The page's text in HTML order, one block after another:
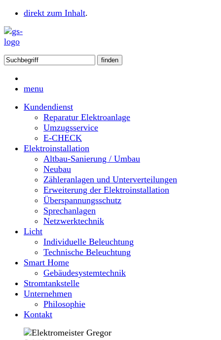
direkt zum Inhalt.
menu
Kundendienst
Reparatur Elektroanlage
Umzugsservice
E-CHECK
Elektroinstallation
Altbau-Sanierung / Umbau
Neubau
Zähleranlagen und Unterverteilungen
Erweiterung der Elektroinstallation
Überspannungsschutz
Sprechanlagen
Netzwerktechnik
Licht
Individuelle Beleuchtung
Technische Beleuchtung
Smart Home
Gebäudesystemtechnik
Stromtankstelle
Unternehmen
Philosophie
Kontakt